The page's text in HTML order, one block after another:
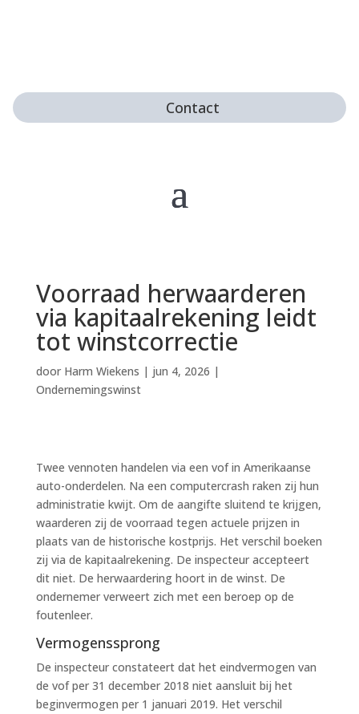
Contact
Voorraad herwaarderen
via kapitaalrekening leidt
tot winstcorrectie
door Harm Wiekens | jun 4, 2026 |
Ondernemingswinst
Twee vennoten handelen via een vof in Amerikaanse
auto-onderdelen. Na een computercrash raken zij hun
administratie kwijt. Om de aangifte sluitend te krijgen,
waarderen zij de voorraad tegen actuele prijzen in
plaats van de historische kostprijs. Het verschil boeken
zij via de kapitaalrekening. De inspecteur accepteert
dit niet. De herwaardering hoort in de winst. De
ondernemer verweert zich met een beroep op de
foutenleer.
Vermogenssprong
De inspecteur constateert dat het eindvermogen van
de vof per 31 december 2018 niet aansluit bij het
beginvermogen per 1 januari 2019. Het verschil